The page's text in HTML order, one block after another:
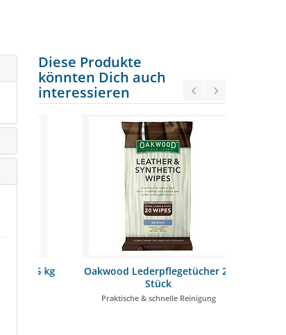
Diese Produkte
könnten Dich auch
interessieren
Oakwood Lederpflegetücher 20
Praktische & schnelle Reinigung